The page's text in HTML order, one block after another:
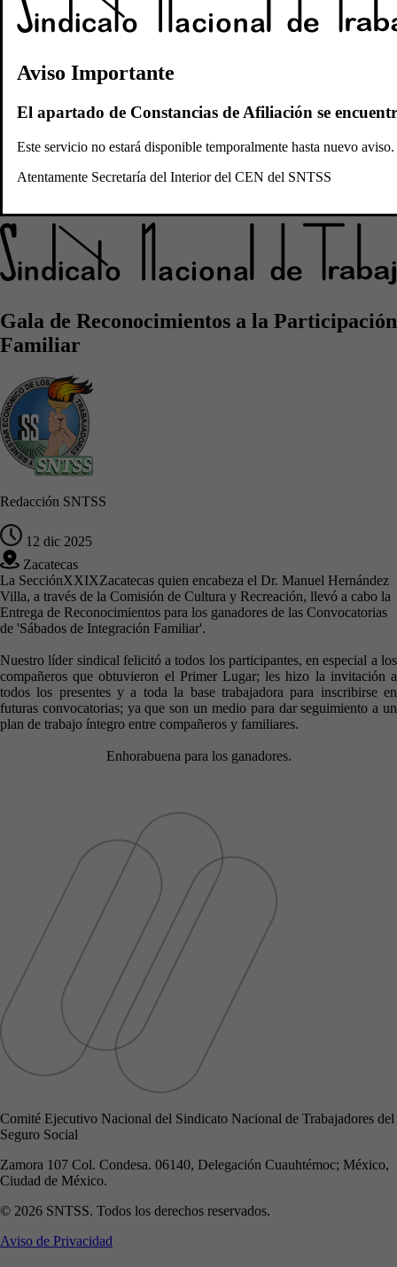
Directorio
Convocatorias
Sidicato Nacional de
Trabajadores del Seguro Social
Aviso Importante
El apartado de Constancias de Afiliación se
Este servicio no estará disponible temporalmente hasta nuevo
Atentamente Secretaría del Interior del CEN del SNTSS
Gala de Reconocimientos a la Participación
Familiar
Redacción SNTSS
12 dic 2025
Zacatecas
La SecciónXXIXZacatecas quien encabeza el Dr. Manuel Hernández
Villa, a través de la Comisión de Cultura y Recreación, llevó a cabo la
Entrega de Reconocimientos para los ganadores de las Convocatorias
de 'Sábados de Integración Familiar'.
Nuestro líder sindical felicitó a todos los participantes, en especial a los
compañeros que obtuvieron el Primer Lugar; les hizo la invitación a
todos los presentes y a toda la base trabajadora para inscribirse en
futuras convocatorias; ya que son un medio para dar seguimiento a un
plan de trabajo íntegro entre compañeros y familiares.
Enhorabuena para los ganadores.
Comité Ejecutivo Nacional del Sindicato Nacional de Trabajadores del
Seguro Social
Zamora 107 Col. Condesa. 06140, Delegación Cuauhtémoc; México,
Ciudad de México.
© 2026 SNTSS. Todos los derechos reservados.
Aviso de Privacidad